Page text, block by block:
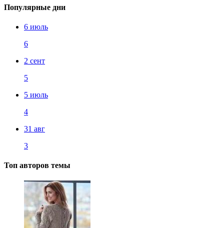
Популярные дни
6 июль
6
2 сент
5
5 июль
4
31 авг
3
Топ авторов темы